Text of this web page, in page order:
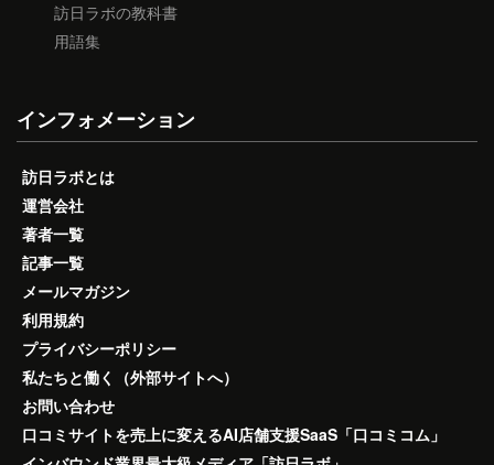
訪日ラボの教科書
用語集
インフォメーション
訪日ラボとは
運営会社
著者一覧
記事一覧
メールマガジン
利用規約
プライバシーポリシー
私たちと働く（外部サイトへ）
お問い合わせ
口コミサイトを売上に変えるAI店舗支援SaaS「口コミコム」